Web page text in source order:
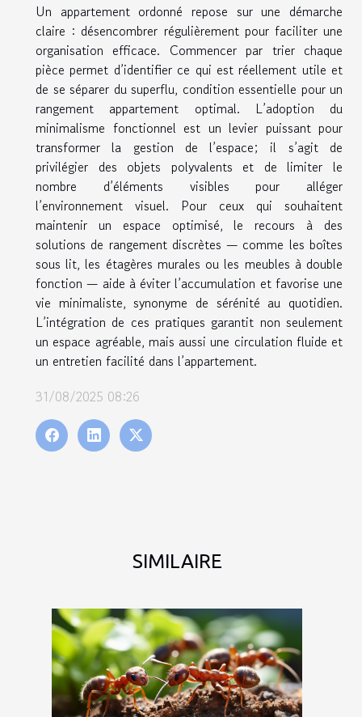
SIMILAIRE
Un appartement ordonné repose sur une démarche
claire : désencombrer régulièrement pour faciliter une
organisation efficace. Commencer par trier chaque
pièce permet d’identifier ce qui est réellement utile et
de se séparer du superflu, condition essentielle pour un
rangement appartement optimal. L’adoption du
minimalisme fonctionnel est un levier puissant pour
transformer la gestion de l’espace; il s’agit de
privilégier des objets polyvalents et de limiter le
nombre d’éléments visibles pour alléger
l’environnement visuel. Pour ceux qui souhaitent
maintenir un espace optimisé, le recours à des
solutions de rangement discrètes — comme les boîtes
sous lit, les étagères murales ou les meubles à double
fonction — aide à éviter l’accumulation et favorise une
vie minimaliste, synonyme de sérénité au quotidien.
L’intégration de ces pratiques garantit non seulement
un espace agréable, mais aussi une circulation fluide et
un entretien facilité dans l’appartement.
31/08/2025 08:26